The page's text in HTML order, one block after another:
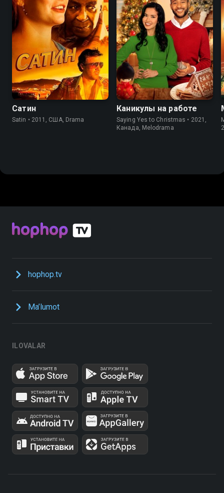
4.5
Сатин
Satin • 2011, США, Drama
5.8
Каникулы на работе
Saying Yes to Christmas • 2021,
Канада, Melodrama
hophop.tv
Ma’lumot
ILOVALAR